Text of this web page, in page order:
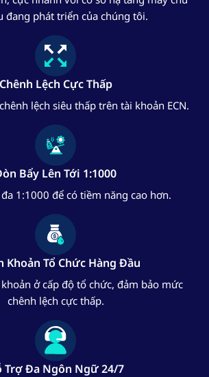
đang phát triển của chúng tôi.
Chênh Lệch Cực Thấp
lệch siêu thấp trên tài khoản ECN.
Bẩy Lên Tới 1:1000
1:1000 để có tiềm năng cao hơn.
Khoản Tổ Chức Hàng Đầu
ở cấp độ tổ chức, đảm bảo mức
chênh lệch cực thấp.
Trợ Đa Ngôn Ngữ 24/7